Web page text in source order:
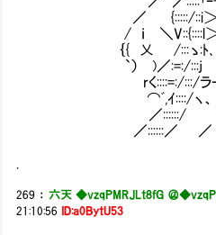
／ {:::::/::i＞
/ ｉ ＼V::{::::l＞-＜
｛{ 乂 /:::ゝ:ﾄ､ ,
`） )／:=:/:::j -' |:::
rく::::=:/:::/ラｰ=＜
⌒ﾞ,ｲ::::/ヽ、 -'ヘ
／::::::/ -' ＼
／::::::／ ／
269 ： 六天 ◆vzqPMRJLt8fG ＠
21:10:56
ID:a0BytU53